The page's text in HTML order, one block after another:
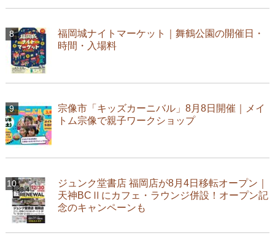
福岡城ナイトマーケット｜舞鶴公園の開催日・
時間・入場料
宗像市「キッズカーニバル」8月8日開催｜メイ
トム宗像で親子ワークショップ
ジュンク堂書店 福岡店が8月4日移転オープン｜
天神BCⅡにカフェ・ラウンジ併設！オープン記
念のキャンペーンも